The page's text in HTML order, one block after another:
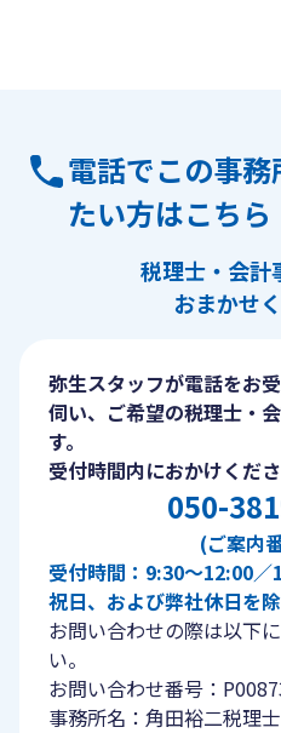
電話でこの事
たい方はこちら
税理士・会計
おまかせ
弥生スタッフが電話をお
伺い、ご希望の税理士・
す。
受付時間内におかけくださ
050-
(ご案内
受付時間：9:30〜12:00／
祝日、および弊社休日を除
お問い合わせの際は以下
い。
お問い合わせ番号：
事務所名：角田裕二税理